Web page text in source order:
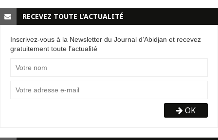
RECEVEZ TOUTE L’ACTUALITÉ
Inscrivez-vous à la Newsletter du Journal d'Abidjan et recevez
gratuitement toute l’actualité
OK